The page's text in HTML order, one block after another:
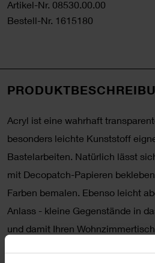
Artikel-Nr. 08530.00.00
Bestell-Nr. 1615180
Acryl ist eine wahrhaft
besonders leichte Kunststoff
Bastelarbeiten. Natürlich lässt
mit Decopatch-Papieren
Farben bemalen. Ebenso leicht
Anlass - kleine Gegenstände in
und damit Ihren